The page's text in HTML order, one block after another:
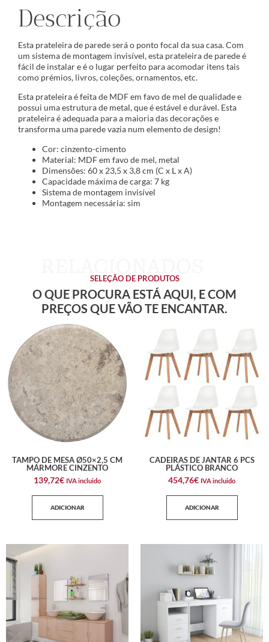
Descrição
Esta prateleira de parede será o ponto focal da sua casa. Com
um sistema de montagem invisível, esta prateleira de parede é
fácil de instalar e é o lugar perfeito para acomodar itens tais
como prémios, livros, coleções, ornamentos, etc.
Esta prateleira é feita de MDF em favo de mel de qualidade e
possui uma estrutura de metal, que é estável e durável. Esta
prateleira é adequada para a maioria das decorações e
transforma uma parede vazia num elemento de design!
Cor: cinzento-cimento
Material: MDF em favo de mel, metal
Dimensões: 60 x 23,5 x 3,8 cm (C x L x A)
Capacidade máxima de carga: 7 kg
Sistema de montagem invisível
Montagem necessária: sim
SELEÇÃO DE PRODUTOS
O QUE PROCURA ESTÁ AQUI, E COM
PREÇOS QUE VÃO TE ENCANTAR.
TAMPO DE MESA Ø50×2,5 CM
MÁRMORE CINZENTO
139,72€ IVA incluido
ADICIONAR
CADEIRAS DE JANTAR 6 PCS
PLÁSTICO BRANCO
454,76€ IVA incluido
ADICIONAR